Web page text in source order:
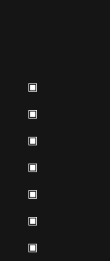
▣
▣
▣
▣
▣
▣
▣